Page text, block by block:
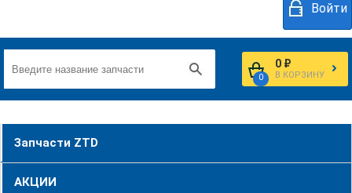
Войти
0
0 ₽
В КОРЗИНУ
Запчасти ZTD
АКЦИИ